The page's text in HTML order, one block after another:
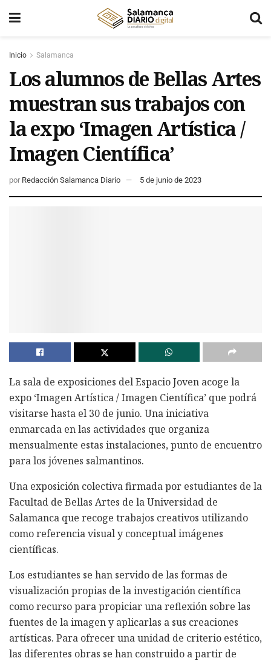
Inicio Salamanca
Los alumnos de Bellas Artes
muestran sus trabajos con
la expo ‘Imagen Artística /
Imagen Científica’
por Redacción Salamanca Diario 5 de junio de 2023
La sala de exposiciones del Espacio Joven acoge la
expo ‘Imagen Artística / Imagen Científica’ que podrá
visitarse hasta el 30 de junio. Una iniciativa
enmarcada en las actividades que organiza
mensualmente estas instalaciones, punto de encuentro
para los jóvenes salmantinos.
Una exposición colectiva firmada por estudiantes de la
Facultad de Bellas Artes de la Universidad de
Salamanca que recoge trabajos creativos utilizando
como referencia visual y conceptual imágenes
científicas.
Los estudiantes se han servido de las formas de
visualización propias de la investigación científica
como recurso para propiciar una reflexión sobre las
fuentes de la imagen y aplicarlas a sus creaciones
artísticas. Para ofrecer una unidad de criterio estético,
las diferentes obras se han construido a partir de